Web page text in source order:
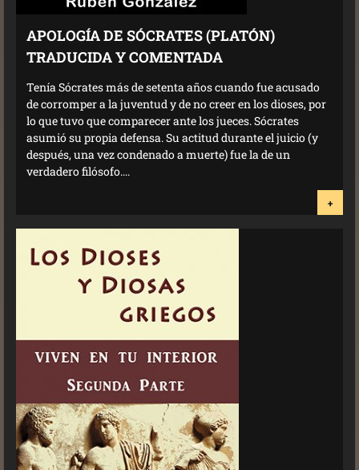
APOLOGÍA DE SÓCRATES (PLATÓN)
TRADUCIDA Y COMENTADA
Tenía Sócrates más de setenta años cuando fue acusado
de corromper a la juventud y de no creer en los dioses, por
lo que tuvo que comparecer ante los jueces. Sócrates
asumió su propia defensa. Su actitud durante el juicio (y
después, una vez condenado a muerte) fue la de un
verdadero filósofo....
+